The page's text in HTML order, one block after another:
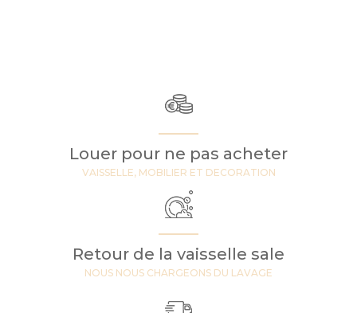
Louer pour ne pas acheter
VAISSELLE, MOBILIER ET DECORATION
Retour de la vaisselle sale
NOUS NOUS CHARGEONS DU LAVAGE